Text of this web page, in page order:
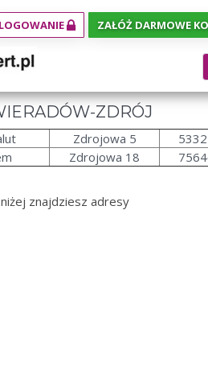
LOGOWANIE ZAŁÓŻ DARMOWE
ZDRÓJ
Zdrojowa 5
Zdrojowa 18
znajdziesz adresy